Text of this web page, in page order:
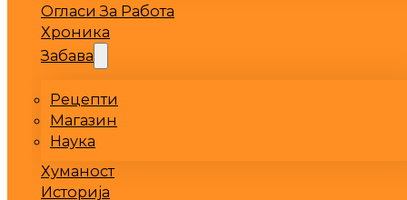
Огласи За Работа
Хроника
Забава
Рецепти
Магазин
Наука
Хуманост
Историја